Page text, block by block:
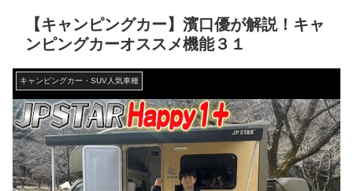
【キャンピングカー】濱口優が解説！キャ
ンピングカーオススメ機能３１
キャンピングカー・SUV人気車種